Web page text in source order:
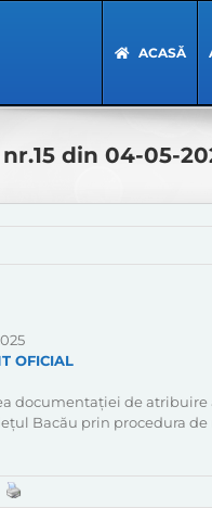
ACASĂ
din 04-05-
OFICIAL
documentației de atribuire
Bacău prin procedura